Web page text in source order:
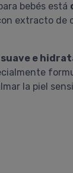
bebés está
extracto de
suave e
la piel